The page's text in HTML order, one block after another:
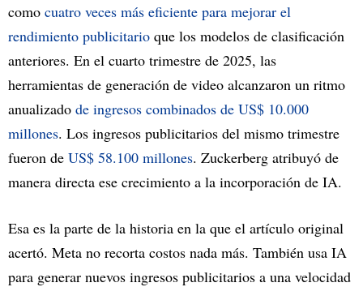
como cuatro veces más eficiente para mejorar el
rendimiento publicitario que los modelos de clasificación
anteriores. En el cuarto trimestre de 2025, las
herramientas de generación de video alcanzaron un ritmo
anualizado de ingresos combinados de US$ 10.000
millones. Los ingresos publicitarios del mismo trimestre
fueron de US$ 58.100 millones. Zuckerberg atribuyó de
manera directa ese crecimiento a la incorporación de IA.
Esa es la parte de la historia en la que el artículo original
acertó. Meta no recorta costos nada más. También usa IA
para generar nuevos ingresos publicitarios a una velocidad